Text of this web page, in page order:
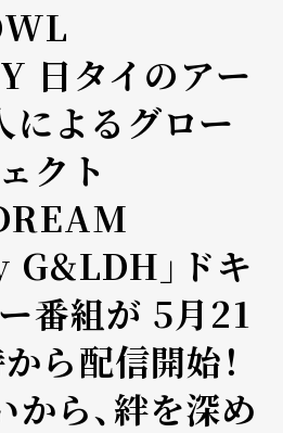
日タイのアー
によるグロー
クト
」ドキ
番組が 5月21
から配信開始！
ら、絆を深め